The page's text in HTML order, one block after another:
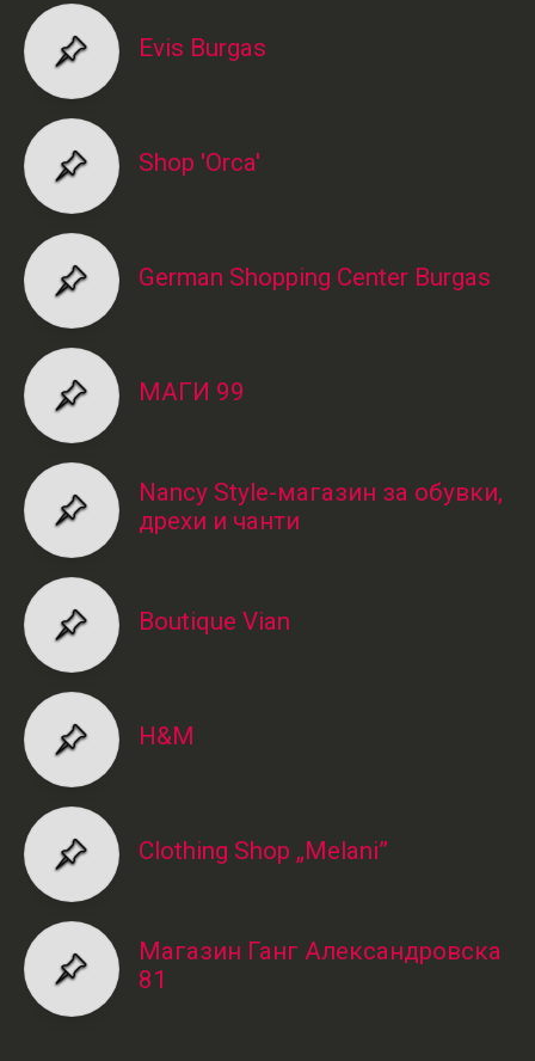
Evis Burgas
Shop 'Orca'
German Shopping Center Burgas
МАГИ 99
Nancy Style-магазин за обувки,
дрехи и чанти
Boutique Vian
H&M
Clothing Shop „Melani”
Магазин Ганг Александровска
81